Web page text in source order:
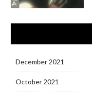
December 2021
October 2021